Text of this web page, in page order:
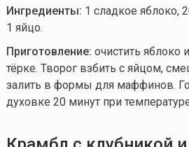
Ингредиенты: 1 сладкое яблоко,
1 яйцо.
Приготовление: очистить яблоко
тёрке. Творог взбить с яйцом,
залить в формы для маффинов.
духовке 20 минут при